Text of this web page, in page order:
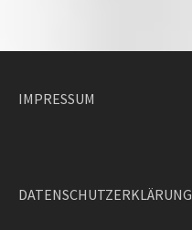
IMPRESSUM
DATENSCHUTZERKLÄRUNG